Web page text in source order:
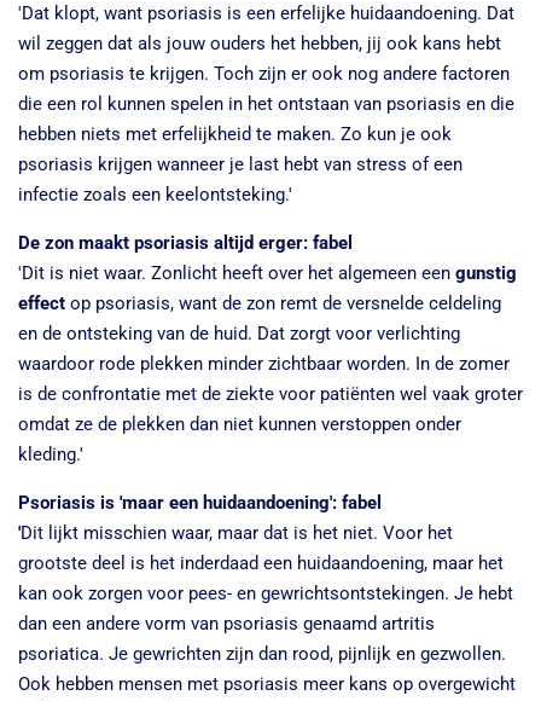
'Dat klopt, want psoriasis is een erfelijke huidaandoening. Dat
wil zeggen dat als jouw ouders het hebben, jij ook kans hebt
om psoriasis te krijgen. Toch zijn er ook nog andere factoren
die een rol kunnen spelen in het ontstaan van psoriasis en die
hebben niets met erfelijkheid te maken. Zo kun je ook
psoriasis krijgen wanneer je last hebt van stress of een
infectie zoals een keelontsteking.'
De zon maakt psoriasis altijd erger: fabel
'Dit is niet waar. Zonlicht heeft over het algemeen een gunstig
effect op psoriasis, want de zon remt de versnelde celdeling
en de ontsteking van de huid. Dat zorgt voor verlichting
waardoor rode plekken minder zichtbaar worden. In de zomer
is de confrontatie met de ziekte voor patiënten wel vaak groter
omdat ze de plekken dan niet kunnen verstoppen onder
kleding.'
Psoriasis is 'maar een huidaandoening': fabel
'Dit lijkt misschien waar, maar dat is het niet. Voor het
grootste deel is het inderdaad een huidaandoening, maar het
kan ook zorgen voor pees- en gewrichtsontstekingen. Je hebt
dan een andere vorm van psoriasis genaamd artritis
psoriatica. Je gewrichten zijn dan rood, pijnlijk en gezwollen.
Ook hebben mensen met psoriasis meer kans op overgewicht